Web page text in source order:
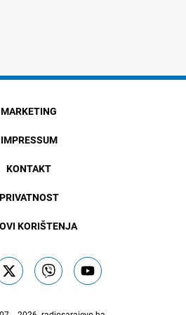
MARKETING
IMPRESSUM
KONTAKT
PRIVATNOST
KORIŠTENJA